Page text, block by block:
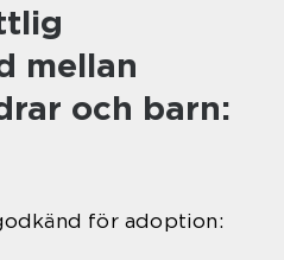
mellan
och barn:
för adoption: